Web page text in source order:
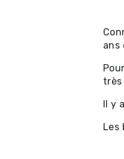
ans
très
Il
Les